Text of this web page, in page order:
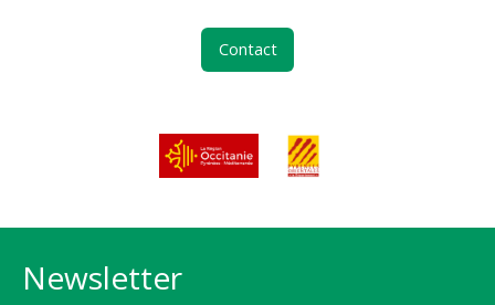
Contact
Newsletter